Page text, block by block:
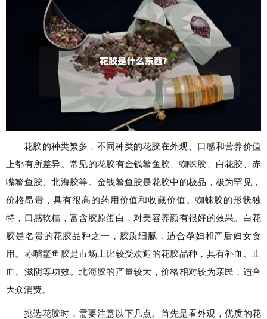
花胶的种类繁多，不同种类的花胶在外观、口感和营养价值
上都有所差异。常见的花胶有金钱鳘鱼胶、蜘蛛胶、白花胶、赤
嘴鳘鱼胶、北海胶等。金钱鳘鱼胶是花胶中的极品，极为罕见，
价格昂贵，具有很高的药用价值和收藏价值。蜘蛛胶的形状独
特，口感软糯，富含胶原蛋白，对美容养颜有很好的效果。白花
胶是名贵的花胶品种之一，胶质细腻，适合孕妇和产后妇女食
用。赤嘴鳘鱼胶是市场上比较受欢迎的花胶品种，具有补血、止
血、滋阴等功效。北海胶的产量较大，价格相对较为亲民，适合
大众消费。
挑选花胶时，需要注意以下几点。首先是看外观，优质的花